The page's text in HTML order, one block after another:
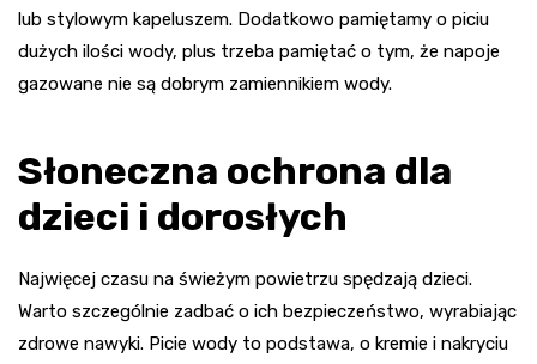
lub stylowym kapeluszem. Dodatkowo pamiętamy o piciu
dużych ilości wody, plus trzeba pamiętać o tym, że napoje
gazowane nie są dobrym zamiennikiem wody.
Słoneczna ochrona dla
dzieci i dorosłych
Najwięcej czasu na świeżym powietrzu spędzają dzieci.
Warto szczególnie zadbać o ich bezpieczeństwo, wyrabiając
zdrowe nawyki. Picie wody to podstawa, o kremie i nakryciu